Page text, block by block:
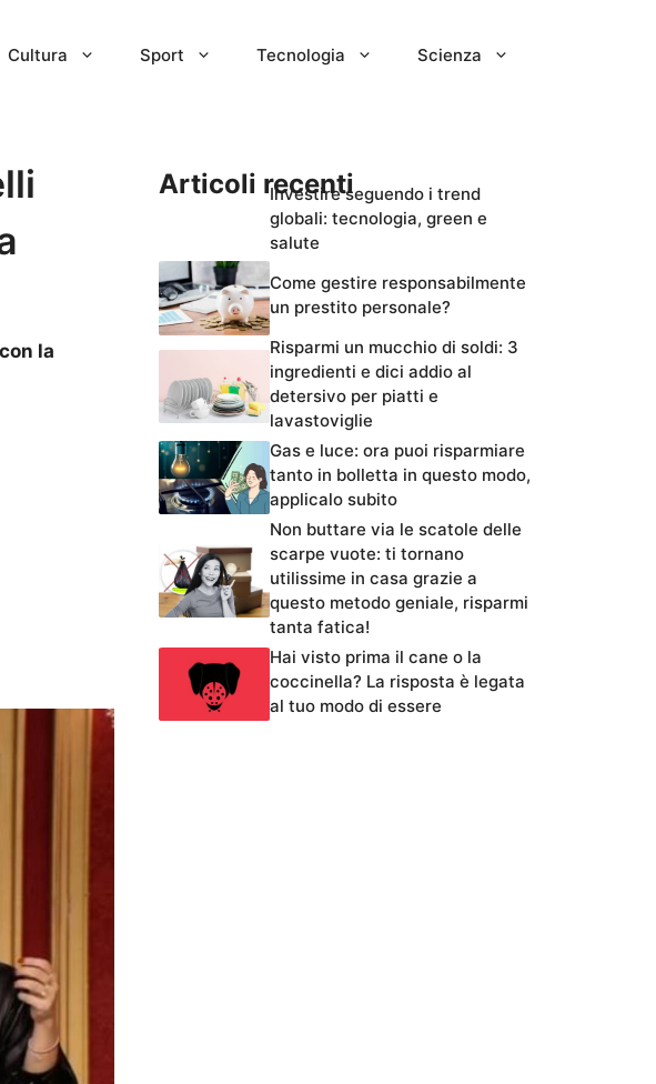
Cultura Sport Tecnologia Scienza
la
Articoli recentiInvestire seguendo i trend
globali: tecnologia, green e
salute
Come gestire responsabilmente
un prestito personale?
Risparmi un mucchio di soldi: 3
ingredienti e dici addio al
detersivo per piatti e
lavastoviglie
Gas e luce: ora puoi risparmiare
tanto in bolletta in questo modo,
applicalo subito
Non buttare via le scatole delle
scarpe vuote: ti tornano
utilissime in casa grazie a
questo metodo geniale, risparmi
tanta fatica!
Hai visto prima il cane o la
coccinella? La risposta è legata
al tuo modo di essere